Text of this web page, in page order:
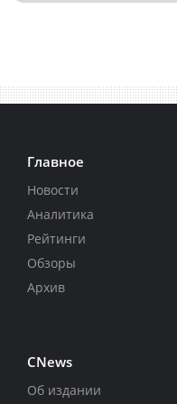
Главное
Новости
Аналитика
Рейтинги
Обзоры
Архив
CNews
Об издании